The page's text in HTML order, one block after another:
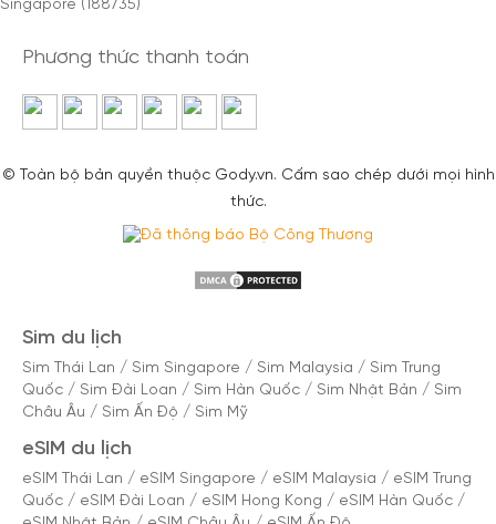
Singapore (188735)
Phương thức thanh toán
© Toàn bộ bản quyền thuộc Gody.vn. Cấm sao chép dưới mọi hình
thức.
Sim du lịch
Sim Thái Lan / Sim Singapore / Sim Malaysia / Sim Trung
Quốc / Sim Đài Loan / Sim Hàn Quốc / Sim Nhật Bản / Sim
Châu Âu / Sim Ấn Độ / Sim Mỹ
eSIM du lịch
eSIM Thái Lan / eSIM Singapore / eSIM Malaysia / eSIM Trung
Quốc / eSIM Đài Loan / eSIM Hong Kong / eSIM Hàn Quốc /